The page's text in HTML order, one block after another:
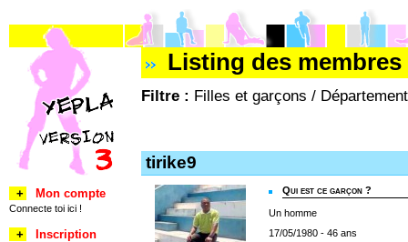
Listing des
Filtre : Filles et garçons /
tirike9
Qui est ce garçon ?
Un homme
17/05/1980 - 46 ans
+ Mon compte
Connecte toi ici !
+
Inscription